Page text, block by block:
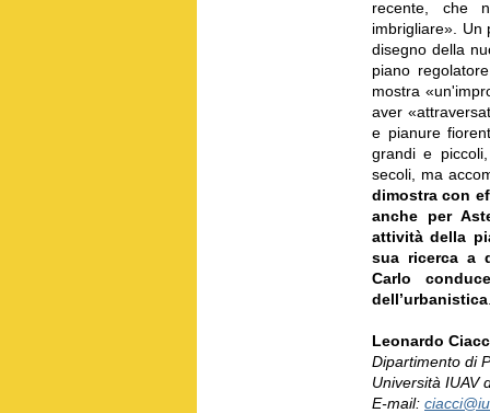
recente, che
imbrigliare». Un
disegno della
piano
mostra
aver
e pianure
grandi e
secoli, ma
dimostra con
anche per
attività della
sua ricerca a
Carlo
dell’urbanistica
Leonardo
Dipartimento di
Università IUAV
E-mail: